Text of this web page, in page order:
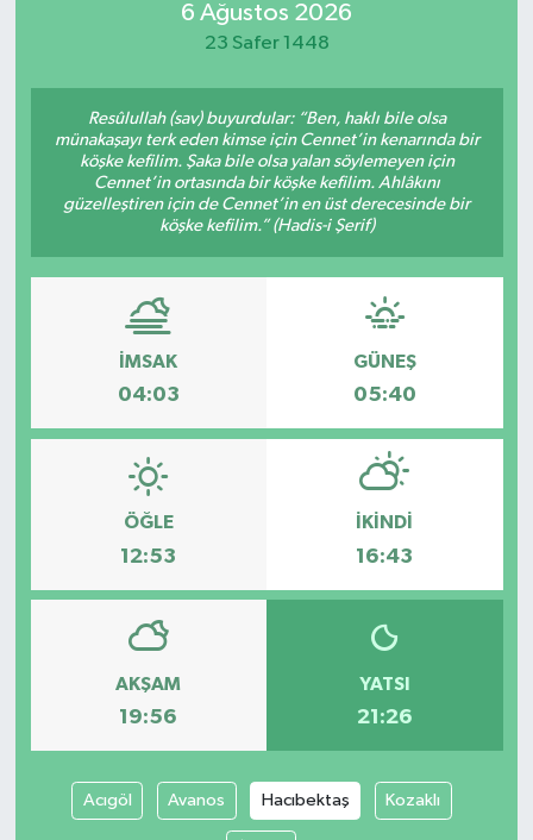
6 Ağustos 2026
23 Safer 1448
Resûlullah (sav) buyurdular: “Ben, haklı bile olsa
münakaşayı terk eden kimse için Cennet’in kenarında bir
köşke kefilim. Şaka bile olsa yalan söylemeyen için
Cennet’in ortasında bir köşke kefilim. Ahlâkını
güzelleştiren için de Cennet’in en üst derecesinde bir
köşke kefilim.” (Hadis-i Şerif)
İMSAK
04:03
GÜNEŞ
05:40
ÖĞLE
12:53
İKINDI
16:43
AKŞAM
19:56
YATSI
21:26
Acıgöl Avanos Hacıbektaş Kozaklı
Magazin
Özel Haber
Siyaset
Teknoloji
Yaşam